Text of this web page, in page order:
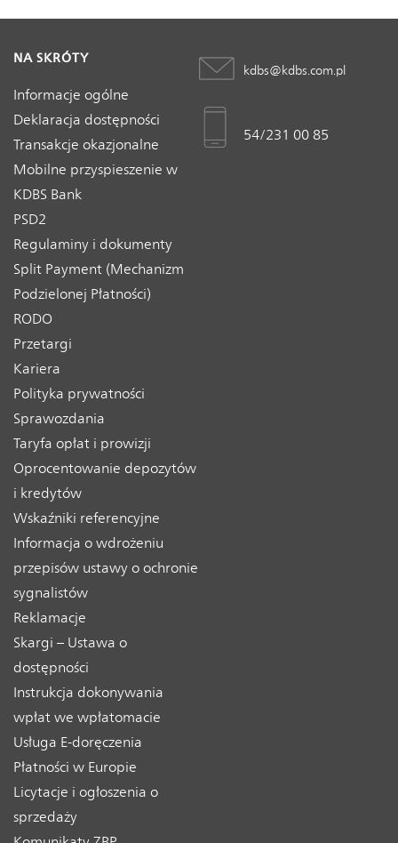
NA SKRÓTY
Informacje ogólne
Deklaracja dostępności
Transakcje okazjonalne
Mobilne przyspieszenie w
KDBS Bank
PSD2
Regulaminy i dokumenty
Split Payment (Mechanizm
Podzielonej Płatności)
RODO
Przetargi
Kariera
Polityka prywatności
Sprawozdania
Taryfa opłat i prowizji
Oprocentowanie depozytów
i kredytów
Wskaźniki referencyjne
Informacja o wdrożeniu
przepisów ustawy o ochronie
sygnalistów
Reklamacje
Skargi – Ustawa o
dostępności
Instrukcja dokonywania
wpłat we wpłatomacie
Usługa E-doręczenia
Płatności w Europie
Licytacje i ogłoszenia o
sprzedaży
kdbs@kdbs.com.pl
54/231 00 85